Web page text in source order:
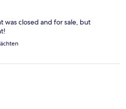
was closed and for sale, but